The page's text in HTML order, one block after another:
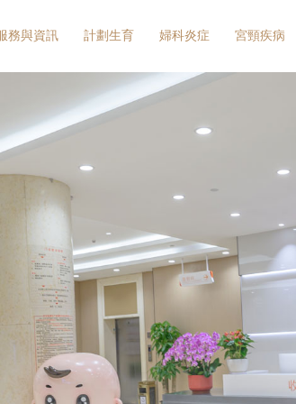
務與資訊 計劃生育 婦科炎症 宮頸疾病